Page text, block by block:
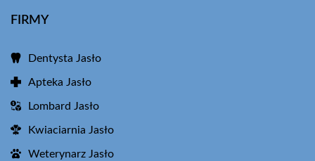
FIRMY
Dentysta Jasło
Apteka Jasło
Lombard Jasło
Kwiaciarnia Jasło
Weterynarz Jasło